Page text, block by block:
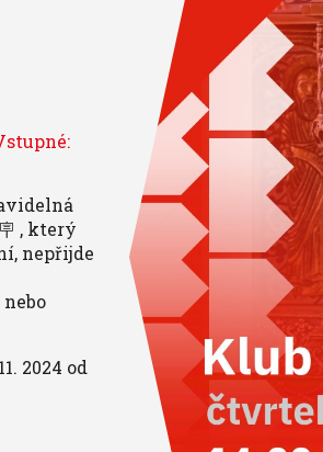
, který
nepřijde
2024 od